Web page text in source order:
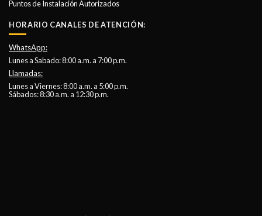
Puntos de Instalación Autorizados
HORARIO CANALES DE ATENCIÓN:
WhatsApp:
Lunes a Sabado: 8:00 a.m. a 7:00 p.m.
Llamadas:
Lunes a Viernes: 8:00 a.m. a 5:00 p.m.
Sábados: 8:30 a.m. a 12:30 p.m.